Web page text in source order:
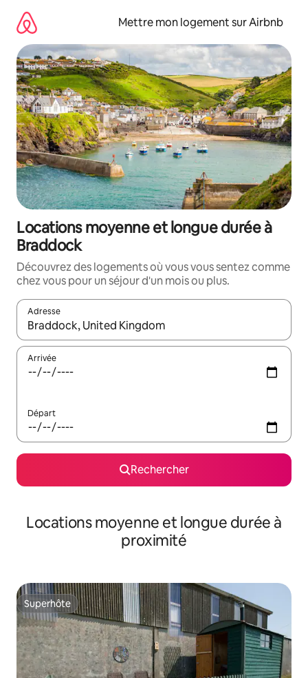
directement
contenu
Mettre mon logement sur Airbnb
Locations moyenne et longue durée à
Braddock
Découvrez des logements où vous vous sentez comme
chez vous pour un séjour d'un mois ou plus.
Adresse
Lorsque les résultats s'affichent, utilisez les flèches vers le
Arrivée
Départ
Rechercher
Locations moyenne et longue durée à
proximité
Superhôte
Superhôte